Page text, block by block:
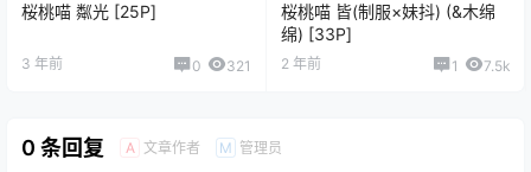
桜桃喵 粼光 [25P]
3 年前 0 321
桜桃喵 皆(制服×妹抖) (&木绵
绵) [33P]
2 年前 1 7.5k
0 条回复 A 文章作者 M 管理员